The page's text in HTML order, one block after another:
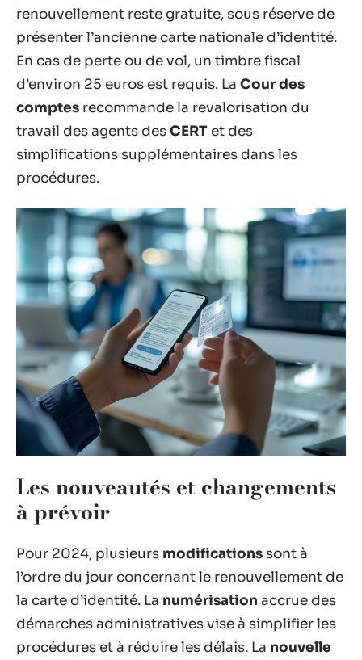
renouvellement reste gratuite, sous réserve de
présenter l’ancienne carte nationale d’identité.
En cas de perte ou de vol, un timbre fiscal
d’environ 25 euros est requis. La Cour des
comptes recommande la revalorisation du
travail des agents desCERT et des
simplifications supplémentaires dans les
procédures.
Les nouveautés et changements
à prévoir
Pour 2024, plusieurs modifications sont à
l’ordre du jour concernant le renouvellement de
la carte d’identité. La numérisation accrue des
démarches administratives vise à simplifier les
procédures et à réduire les délais. La nouvelle